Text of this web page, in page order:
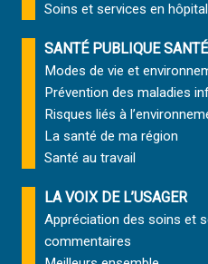
Soins et services en hôpital
SANTÉ PUBLIQUE
Modes de vie et
Prévention des maladies
Risques liés à
La santé de ma région
Santé au travail
LA VOIX DE L’USAGER
Appréciation des soins et
commentaires